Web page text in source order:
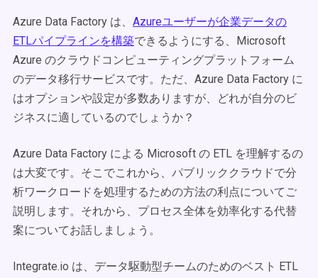
Azure Data Factory は、 Azureユーザーが企業データの
ETLパイプラインを構築できるようにする、Microsoft
Azure のクラウドコンピューティングプラットフォーム
のデータ移行サービスです。ただ、Azure Data Factory に
はオプションや設定が多数ありますが、どれが自分のビ
ジネスに適しているのでしょうか？
Azure Data Factory による Microsoft の ETL を理解するの
は大変です。そこでこれから、パブリッククラウドで分
析ワークロードを処理するための方法の利点についてご
説明します。それから、プロセス全体を効率化する代替
案についてお話しましょう。
Integrate.io は、データ駆動型チームのためのベスト ETL